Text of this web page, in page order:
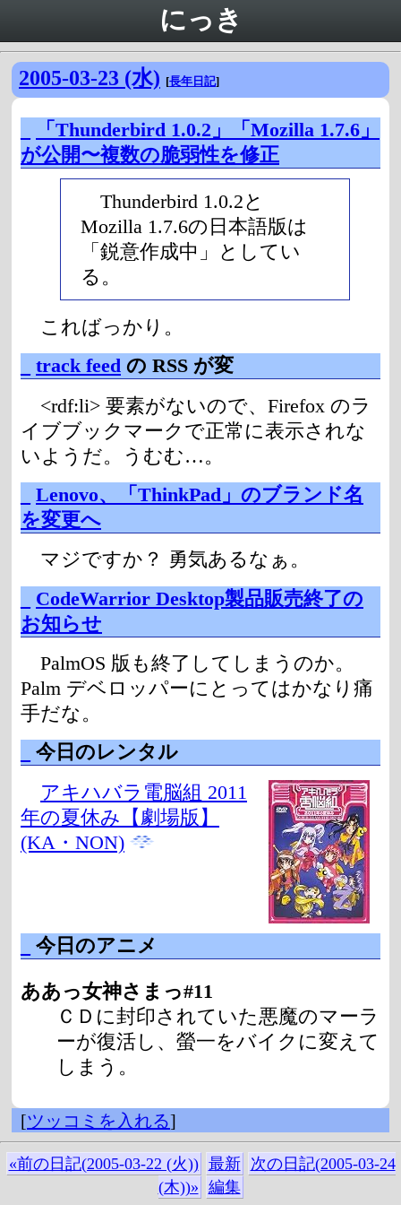
にっき
2005-03-23 (水) [長年日記]
「Thunderbird 1.0.2」「Mozilla 1.7.6」
が公開〜複数の脆弱性を修正
Thunderbird 1.0.2と
Mozilla 1.7.6の日本語版は
「鋭意作成中」としてい
る。
こればっかり。
track feed の RSS が変
<rdf:li> 要素がないので、Firefox のラ
イブブックマークで正常に表示されな
いようだ。うむむ…。
Lenovo、「ThinkPad」のブランド名
を変更へ
マジですか？ 勇気あるなぁ。
CodeWarrior Desktop製品販売終了の
お知らせ
PalmOS 版も終了してしまうのか。
Palm デベロッパーにとってはかなり痛
手だな。
今日のレンタル
アキハバラ電脳組 2011
年の夏休み【劇場版】
(KA・NON)
今日のアニメ
ああっ女神さまっ#11
ＣＤに封印されていた悪魔のマーラ
ーが復活し、螢一をバイクに変えて
しまう。
[ツッコミを入れる]
«前の日記(2005-03-22 (火)) 最新
次の日記(2005-03-24
(木))» 編集